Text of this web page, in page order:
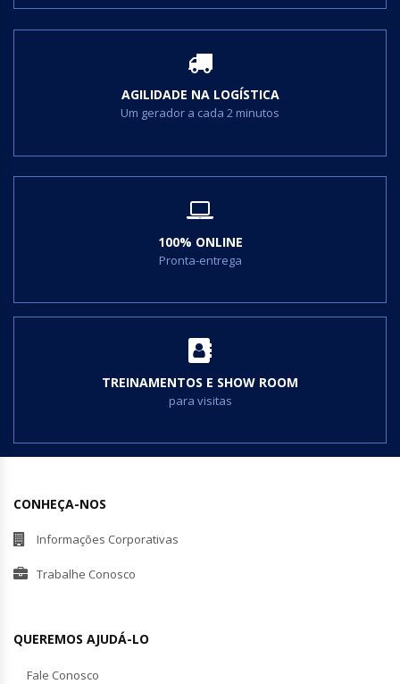
AGILIDADE NA LOGÍSTICA
Um gerador a cada 2 minutos
100% ONLINE
Pronta-entrega
TREINAMENTOS E SHOW ROOM
para visitas
CONHEÇA-NOS
Informações Corporativas
Trabalhe Conosco
QUEREMOS AJUDÁ-LO
Fale Conosco